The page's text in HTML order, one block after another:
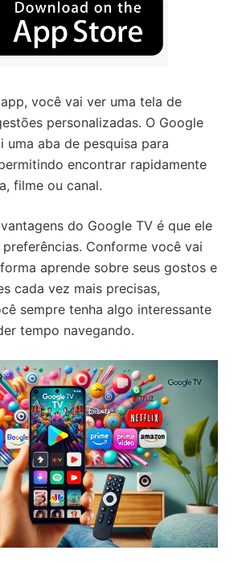
você vai ver uma tela de
personalizadas. O Google
uma aba de pesquisa para
encontrar rapidamente
filme ou canal.
do Google TV é que ele
Conforme você vai
aprende sobre seus gostos e
cada vez mais precisas,
sempre tenha algo interessante
tempo navegando.